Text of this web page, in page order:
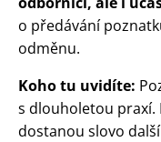
o předávání
odměnu.
Koho tu uvidíte:
s dlouholetou praxí.
dostanou slovo